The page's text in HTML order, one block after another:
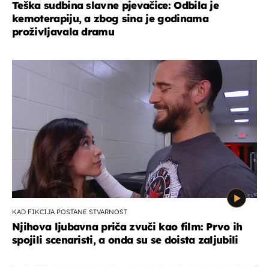
Teška sudbina slavne pjevačice: Odbila je
kemoterapiju, a zbog sina je godinama
proživljavala dramu
KAD FIKCIJA POSTANE STVARNOST
Njihova ljubavna priča zvuči kao film: Prvo ih
spojili scenaristi, a onda su se doista zaljubili